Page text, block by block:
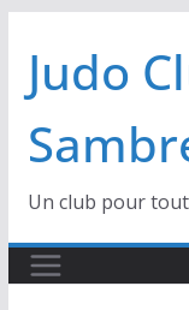
contenu
Judo
Un club pour